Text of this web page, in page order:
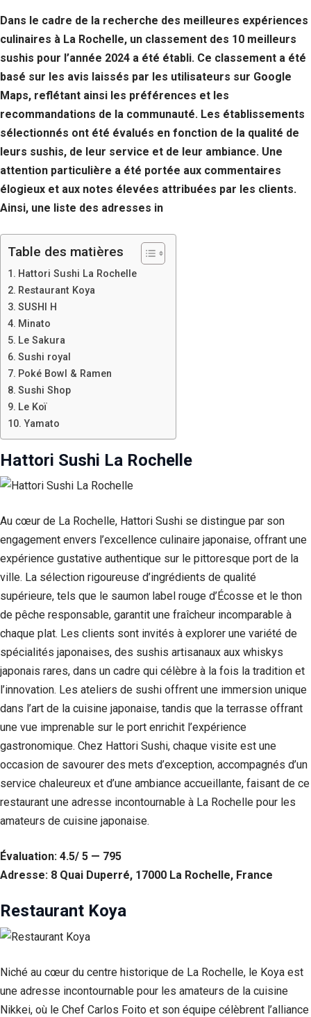
Dans le cadre de la recherche des meilleures expériences
culinaires à La Rochelle, un classement des 10 meilleurs
sushis pour l’année 2024 a été établi. Ce classement a été
basé sur les avis laissés par les utilisateurs sur Google
Maps, reflétant ainsi les préférences et les
recommandations de la communauté. Les établissements
sélectionnés ont été évalués en fonction de la qualité de
leurs sushis, de leur service et de leur ambiance. Une
attention particulière a été portée aux commentaires
élogieux et aux notes élevées attribuées par les clients.
Ainsi, une liste des adresses in
Table des matières
Hattori Sushi La Rochelle
Restaurant Koya
SUSHI H
Minato
Le Sakura
Sushi royal
Poké Bowl & Ramen
Sushi Shop
Le Koï
Yamato
Hattori Sushi La Rochelle
Au cœur de La Rochelle, Hattori Sushi se distingue par son
engagement envers l’excellence culinaire japonaise, offrant une
expérience gustative authentique sur le pittoresque port de la
ville. La sélection rigoureuse d’ingrédients de qualité
supérieure, tels que le saumon label rouge d’Écosse et le thon
de pêche responsable, garantit une fraîcheur incomparable à
chaque plat. Les clients sont invités à explorer une variété de
spécialités japonaises, des sushis artisanaux aux whiskys
japonais rares, dans un cadre qui célèbre à la fois la tradition et
l’innovation. Les ateliers de sushi offrent une immersion unique
dans l’art de la cuisine japonaise, tandis que la terrasse offrant
une vue imprenable sur le port enrichit l’expérience
gastronomique. Chez Hattori Sushi, chaque visite est une
occasion de savourer des mets d’exception, accompagnés d’un
service chaleureux et d’une ambiance accueillante, faisant de ce
restaurant une adresse incontournable à La Rochelle pour les
amateurs de cuisine japonaise.
Évaluation: 4.5/ 5 — 795
Adresse: 8 Quai Duperré, 17000 La Rochelle, France
Restaurant Koya
Niché au cœur du centre historique de La Rochelle, le Koya est
une adresse incontournable pour les amateurs de la cuisine
Nikkei, où le Chef Carlos Foito et son équipe célèbrent l’alliance